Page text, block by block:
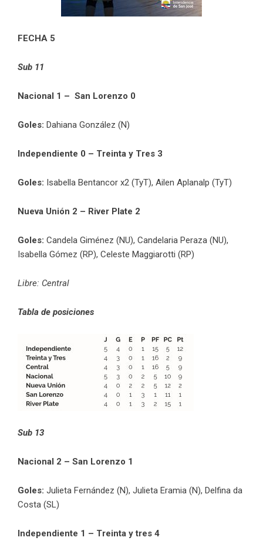
FECHA 5
Sub 11
Nacional 1 – San Lorenzo 0
Goles: Dahiana González (N)
Independiente 0 – Treinta y Tres 3
Goles: Isabella Bentancor x2 (TyT), Ailen Aplanalp (TyT)
Nueva Unión 2 – River Plate 2
Goles: Candela Giménez (NU), Candelaria Peraza (NU),
Isabella Gómez (RP), Celeste Maggiarotti (RP)
Libre: Central
Tabla de posiciones
Sub 13
Nacional 2 – San Lorenzo 1
Goles: Julieta Fernández (N), Julieta Eramia (N), Delfina da
Costa (SL)
Independiente 1 – Treinta y tres 4